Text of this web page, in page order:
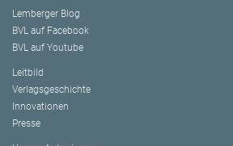
Lemberger Blog
BVL auf Facebook
BVL auf Youtube
Leitbild
Verlagsgeschichte
Innovationen
Presse